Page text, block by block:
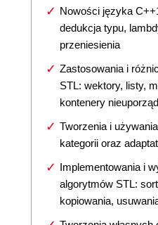
Nowości języka
dedukcja typu,
przeniesienia
Zastosowania i
STL: wektory, listy,
kontenery
Tworzenia i
kategorii oraz
Implementowania i
algorytmów STL:
kopiowania,